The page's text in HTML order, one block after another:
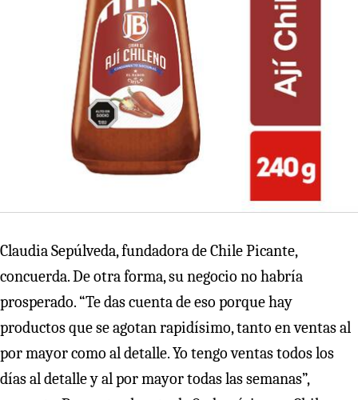
Claudia Sepúlveda, fundadora de Chile Picante,
concuerda. De otra forma, su negocio no habría
prosperado. “Te das cuenta de eso porque hay
productos que se agotan rapidísimo, tanto en ventas al
por mayor como al detalle. Yo tengo ventas todos los
días al detalle y al por mayor todas las semanas”,